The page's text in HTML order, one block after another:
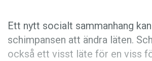
Press
Ett nytt socialt sammanhang
schimpansen att ändra läten.
också ett visst läte för en viss